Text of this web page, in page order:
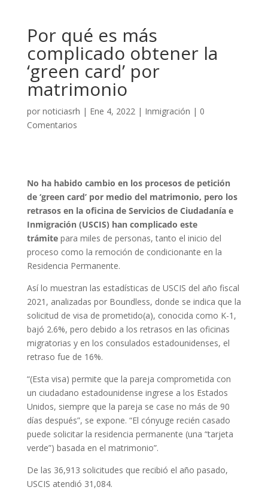
Por qué es más
complicado obtener la
‘green card’ por
matrimonio
por noticiasrh | Ene 4, 2022| Inmigración | 0
Comentarios
No ha habido cambio en los procesos de petición
de ‘green card’ por medio del matrimonio, pero los
retrasos en la oficina de Servicios de Ciudadanía e
Inmigración (USCIS) han complicado este
trámitepara miles de personas, tanto el inicio del
proceso como la remoción de condicionante en la
Residencia Permanente.
Así lo muestran las estadísticas de USCIS del año fiscal
2021, analizadas por Boundless, donde se indica que la
solicitud de visa de prometido(a), conocida como K-1,
bajó 2.6%, pero debido a los retrasos en las oficinas
migratorias y en los consulados estadounidenses, el
retraso fue de 16%.
“(Esta visa) permite que la pareja comprometida con
un ciudadano estadounidense ingrese a los Estados
Unidos, siempre que la pareja se case no más de 90
días después”, se expone. “El cónyuge recién casado
puede solicitar la residencia permanente (una “tarjeta
verde”) basada en el matrimonio”.
De las 36,913 solicitudes que recibió el año pasado,
USCIS atendió 31,084.